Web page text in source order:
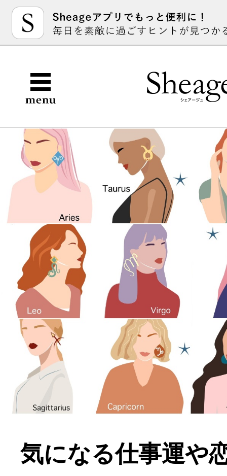
気になる仕事運や